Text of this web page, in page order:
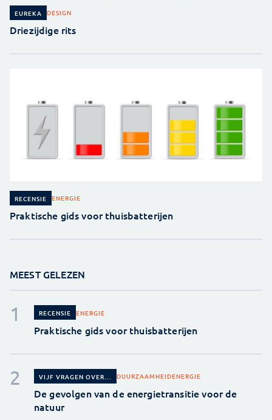
EUREKA DESIGN
Driezijdige rits
RECENSIE ENERGIE
Praktische gids voor thuisbatterijen
MEEST GELEZEN
RECENSIE ENERGIE
Praktische gids voor thuisbatterijen
VIJF VRAGEN OVER... DUURZAAMHEIDENERGIE
De gevolgen van de energietransitie voor de
natuur